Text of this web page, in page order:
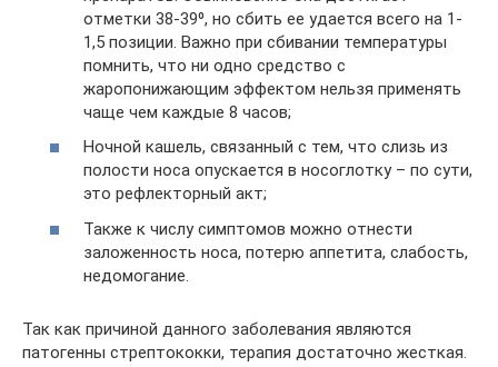
отметки 38-39⁰, но сбить ее удается всего на 1-
1,5 позиции. Важно при сбивании температуры
помнить, что ни одно средство с
жаропонижающим эффектом нельзя применять
чаще чем каждые 8 часов;
Ночной кашель, связанный с тем, что слизь из
полости носа опускается в носоглотку – по сути,
это рефлекторный акт;
Также к числу симптомов можно отнести
заложенность носа, потерю аппетита, слабость,
недомогание.
Так как причиной данного заболевания являются
патогенны стрептококки, терапия достаточно жесткая.